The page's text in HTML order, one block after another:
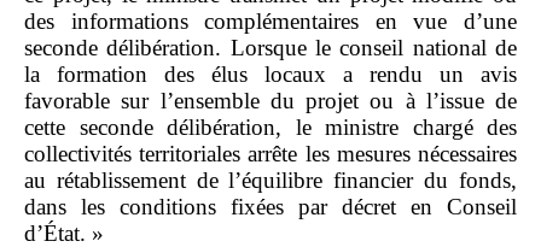
des informations complémentaires en vue d’une
seconde délibération. Lorsque le conseil national de
la formation des élus locaux a rendu un avis
favorable sur l’ensemble du projet ou à l’issue de
cette seconde délibération, le ministre chargé des
collectivités territoriales arrête les mesures nécessaires
au rétablissement de l’équilibre financier du fonds,
dans les conditions fixées par décret en Conseil
d’État. »